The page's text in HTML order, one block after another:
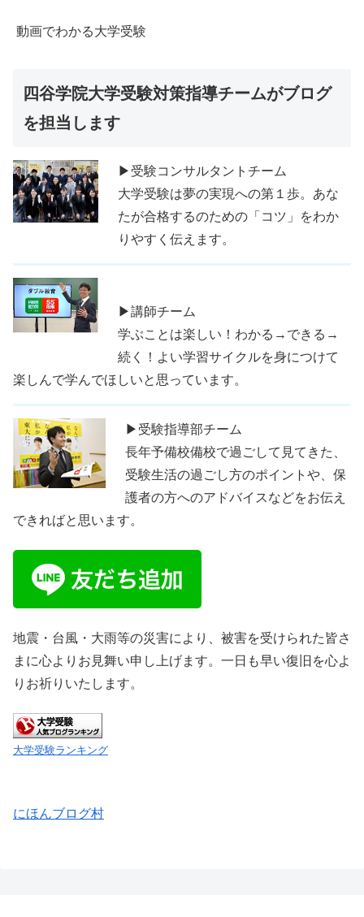
動画でわかる大学受験
四谷学院大学受験対策指導チームがブログ
を担当します
▶受験コンサルタントチーム
大学受験は夢の実現への第１歩。あな
たが合格するのための「コツ」をわか
りやすく伝えます。
▶講師チーム
学ぶことは楽しい！わかる→できる→
続く！よい学習サイクルを身につけて
楽しんで学んでほしいと思っています。
▶受験指導部チーム
長年予備校備校で過ごして見てきた、
受験生活の過ごし方のポイントや、保
護者の方へのアドバイスなどをお伝え
できればと思います。
地震・台風・大雨等の災害により、被害を受けられた皆さ
まに心よりお見舞い申し上げます。一日も早い復旧を心よ
りお祈りいたします。
大学受験ランキング
にほんブログ村